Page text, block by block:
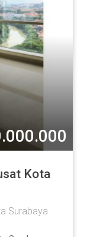
Kota
Surabaya